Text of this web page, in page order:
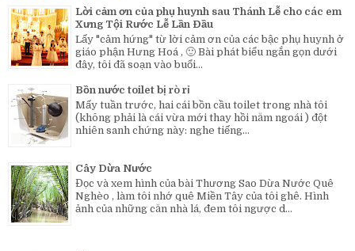
Lời cảm ơn của phụ huynh sau Thánh Lễ cho các em
Xưng Tội Rước Lễ Lần Đầu
Lấy "cảm hứng" từ lời cảm ơn của các bậc phụ huynh ở
giáo phận Hưng Hoá , 🙂 Bài phát biểu ngắn gọn dưới
đây, tôi đã soạn vào buổi...
Bồn nước toilet bị rò rỉ
Mấy tuần trước, hai cái bồn cầu toilet trong nhà tôi
(không phải là cái vừa mới thay hồi năm ngoái ) đột
nhiên sanh chứng này: nghe tiếng...
Cây Dừa Nước
Đọc và xem hình của bài Thương Sao Dừa Nước Quê
Nghèo , làm tôi nhớ quê Miền Tây của tôi ghê. Hình
ảnh của những căn nhà lá, đem tôi ngược d...